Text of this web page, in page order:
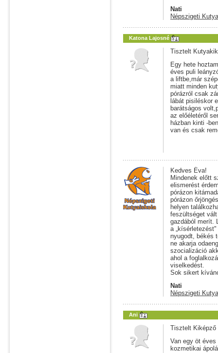
Nati
Népszigeti
Katona Lajosné
Tisztelt
Egy hete
éves puli
a liftbe,már
miatt minden
pórázról csak
lábát pisiléskor
barátságos
az előéletéről
házban kinti -
van és csak
Kedves Éva!
Mindenek előtt
elismerést
pórázon
pórázon
helyen
feszültséget
gazdából merít.
a
nyugodt, békés
ne akarja
szocializáció
ahol a
viselkedést.
Sok sikert
Nati
Népszigeti
Ani
Tisztelt Kiképző
Van egy öt éves
kozmetikai